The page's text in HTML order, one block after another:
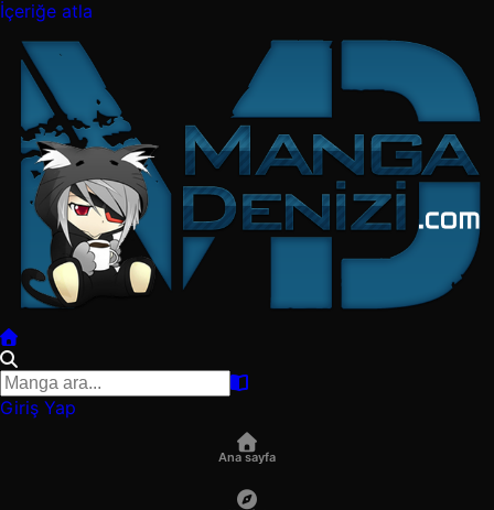
İçeriğe atla
Giriş Yap
Ana sayfa